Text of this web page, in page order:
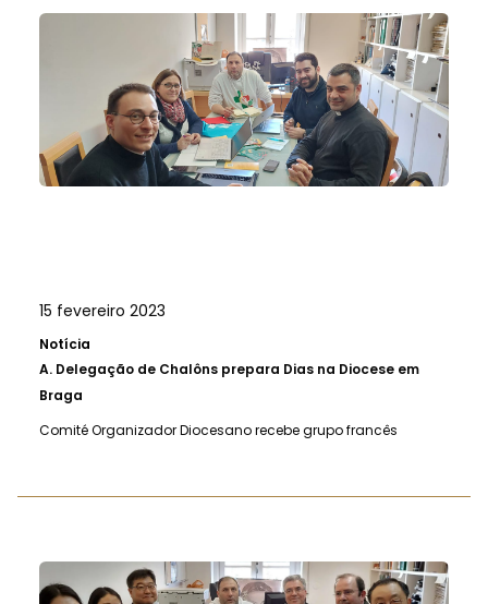
15 fevereiro 2023
Notícia
A. Delegação de Chalôns prepara Dias na Diocese em
Braga
Comité Organizador Diocesano recebe grupo francês